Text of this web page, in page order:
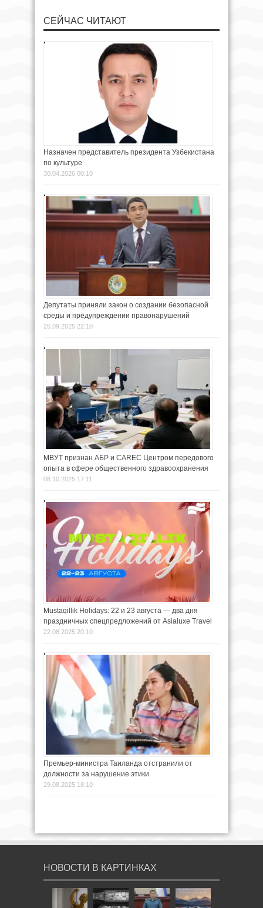
СЕЙЧАС ЧИТАЮТ
Назначен представитель президента Узбекистана
по культуре
30.04.2026 00:10
Депутаты приняли закон о создании безопасной
среды и предупреждении правонарушений
25.09.2025 22:10
МВУТ признан АБР и CAREC Центром передового
опыта в сфере общественного здравоохранения
08.10.2025 17:11
Mustaqillik Holidays: 22 и 23 августа — два дня
праздничных спецпредложений от Asialuxe Travel
22.08.2025 20:10
Премьер-министра Таиланда отстранили от
должности за нарушение этики
29.08.2025 18:10
НОВОСТИ В КАРТИНКАХ